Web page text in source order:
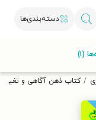
دسته‌بندی‌ها
کتاب ذهن آگاهی و
(۱)